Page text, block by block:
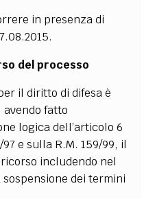
in presenza di
del processo
il diritto di difesa è
fatto
logica dell’articolo 6
e sulla R.M. 159/99, il
includendo nel
dei termini